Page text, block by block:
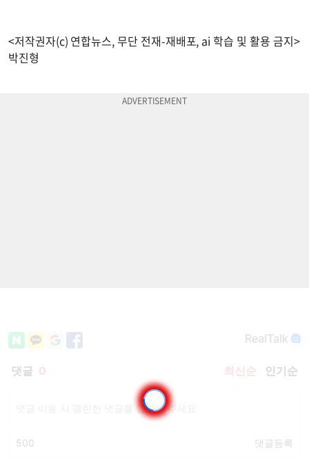
<저작권자(c) 연합뉴스, 무단 전재-재배포, ai 학습 및 활용 금지>
박진형